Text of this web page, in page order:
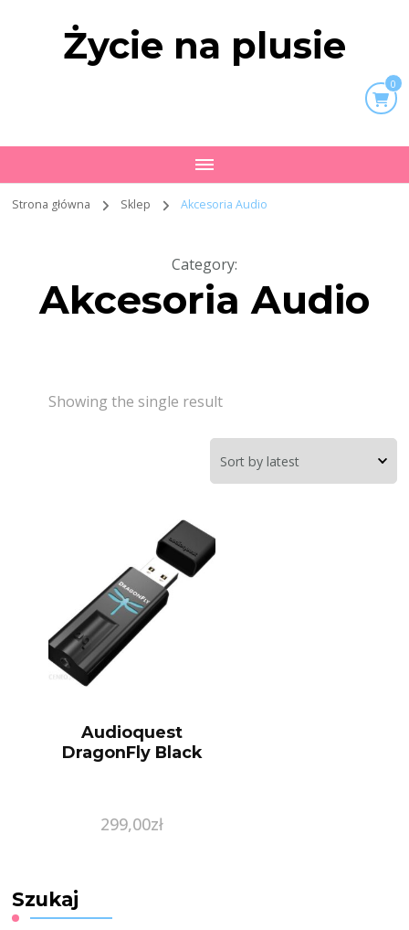
Życie na plusie
0
Strona główna Sklep Akcesoria Audio
Category:
Akcesoria Audio
Showing the single result
Audioquest
DragonFly Black
299,00zł
Szukaj